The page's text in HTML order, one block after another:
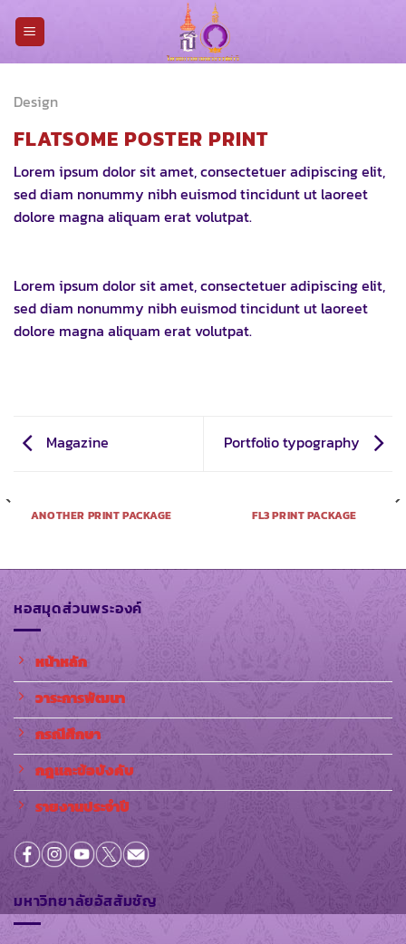
Design
FLATSOME POSTER PRINT
Lorem ipsum dolor sit amet, consectetuer adipiscing elit,
sed diam nonummy nibh euismod tincidunt ut laoreet
dolore magna aliquam erat volutpat.
Lorem ipsum dolor sit amet, consectetuer adipiscing elit,
sed diam nonummy nibh euismod tincidunt ut laoreet
dolore magna aliquam erat volutpat.
Magazine Portfolio typography
ANOTHER PRINT PACKAGE FL3 PRINT PACKAGE
หอสมุดส่วนพระองค์
หน้าหลัก
วาระการพัฒนา
กรณีศึกษา
กฎและข้อบังคับ
รายงานประจำปี
มหาวิทยาลัยอัสสัมชัญ